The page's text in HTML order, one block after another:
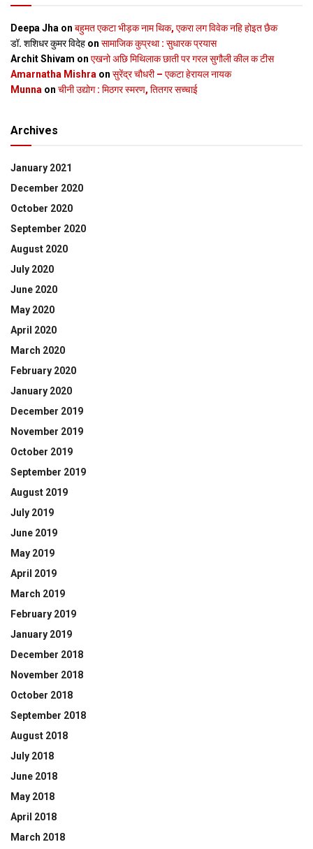
Deepa Jha on बहुमत एकटा भीड़क नाम थिक, एकरा लग विवेक नहि होइत छैक
डॉ. शशिधर कुमर विदेह on सामाजिक कुप्रथा : सुधारक प्रयास
Archit Shivam on एखनो अछि मिथिलाक छाती पर गरल सुगौली कील क टीस
Amarnatha Mishra on सुरेंद्र चौधरी – एकटा हेरायल नायक
Munna on चीनी उद्योग : मिठगर स्‍मरण, तितगर सच्‍चाई
Archives
January 2021
December 2020
October 2020
September 2020
August 2020
July 2020
June 2020
May 2020
April 2020
March 2020
February 2020
January 2020
December 2019
November 2019
October 2019
September 2019
August 2019
July 2019
June 2019
May 2019
April 2019
March 2019
February 2019
January 2019
December 2018
November 2018
October 2018
September 2018
August 2018
July 2018
June 2018
May 2018
April 2018
March 2018